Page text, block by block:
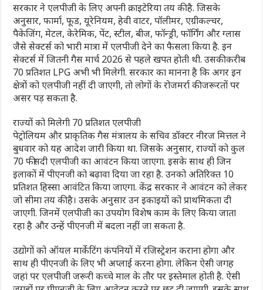
सरकार ने एलपीजी के लिए अपनी क्राइटेरिया तय की है. जिसके
अनुसार, फार्मा, फूड, यूरेनियम, हेवी वाटर, पॉलीमर, एग्रीकल्चर,
पैकेजिंग, मेटल, केरेमिक, पेंट, स्टील, बीज, फॉन्ड्री, फॉर्गिंग और ग्लास
जैसे सेक्टर्स को भारी मात्रा में एलपीजी देने का फैसला किया है. इन
सेक्टर्स में जितनी गैस मार्च 2026 से पहले खपत होती थी. उसकी करीब
70 प्रतिशत LPG अभी भी मिलेगी. सरकार का मानना है कि अगर इन
क्षेत्रों को एलपीजी नहीं दी जाएगी, तो लोगों के रोजमर्रा की जरूरतों पर
असर पड़ सकता है.
राज्यों को मिलेगी 70 प्रतिशत एलपीजी
पेट्रोलियम और प्राकृतिक गैस मंत्रालय के सचिव डॉक्टर नीरज मित्तल ने
बुधवार को यह आदेश जारी किया था. जिसके अनुसार, राज्यों को कुल
70 फीसदी एलपीजी का आवंटन किया जाएगा. इसके साथ ही जिन
इलाकों में पीएनजी को बढ़ावा दिया जा रहा है. उनको अतिरिक्त 10
प्रतिशत हिस्सा आवंटित किया जाएगा. केंद्र सरकार ने आवंटन को लेकर
जो सीमा तय की है। उसके अनुसार उन इकाइयों को प्राथमिकता दी
जाएगी. जिनमें एलपीजी का उपयोग विशेष काम के लिए किया जाता
रहा है और उन्हें पीएनजी में बदला नहीं जा सकता है.
उद्योगों को ऑयल मार्केटिंग कंपनियों में रजिस्ट्रेशन कराना होगा और
साथ ही पीएनजी के लिए भी अप्लाई करना होगा. लेकिन ऐसी जगह
जहां पर एलपीजी जरूरी कच्चे माल के तौर पर इस्तेमाल होती है. ऐसी